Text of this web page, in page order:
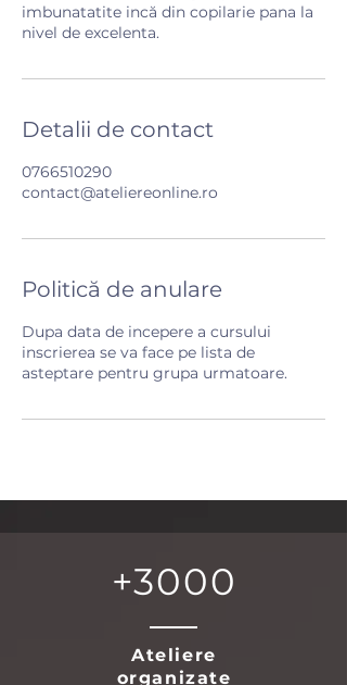
imbunatatite incă din copilarie pana la
nivel de excelenta.
Detalii de contact
0766510290
contact@ateliereonline.ro
Politică de anulare
Dupa data de incepere a cursului
inscrierea se va face pe lista de
asteptare pentru grupa urmatoare.
+3000
Ateliere
organizate